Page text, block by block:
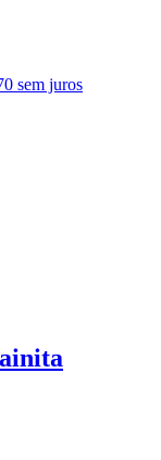
sem juros